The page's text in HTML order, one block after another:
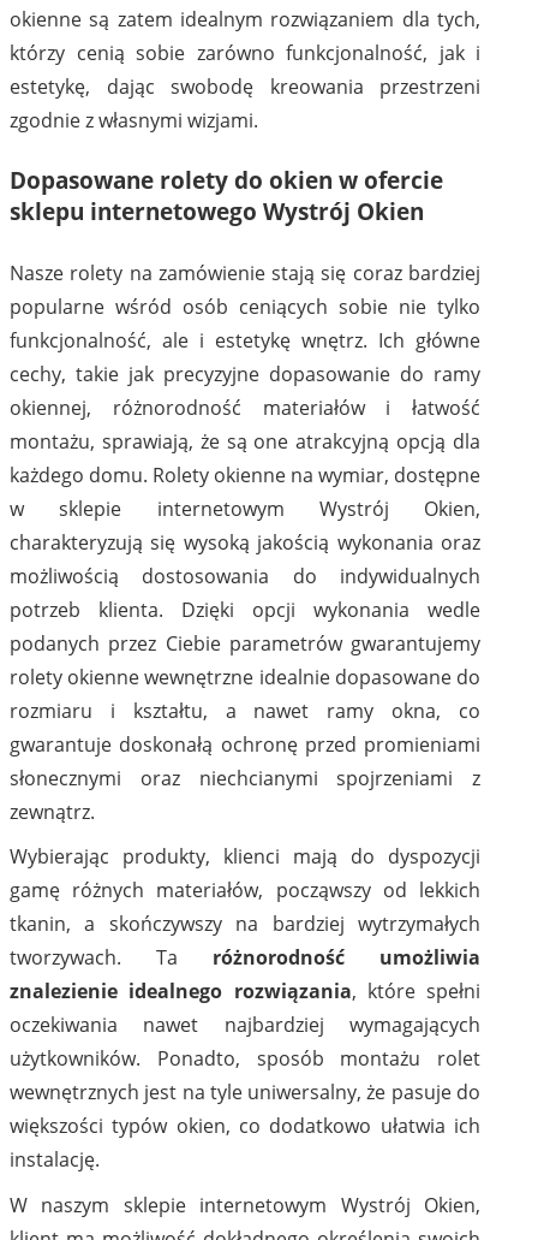
okienne są zatem idealnym rozwiązaniem dla tych,
którzy cenią sobie zarówno funkcjonalność, jak i
estetykę, dając swobodę kreowania przestrzeni
zgodnie z własnymi wizjami.
Dopasowane rolety do okien w ofercie
sklepu internetowego Wystrój Okien
Nasze rolety na zamówienie stają się coraz bardziej
popularne wśród osób ceniących sobie nie tylko
funkcjonalność, ale i estetykę wnętrz. Ich główne
cechy, takie jak precyzyjne dopasowanie do ramy
okiennej, różnorodność materiałów i łatwość
montażu, sprawiają, że są one atrakcyjną opcją dla
każdego domu. Rolety okienne na wymiar, dostępne
w sklepie internetowym Wystrój Okien,
charakteryzują się wysoką jakością wykonania oraz
możliwością dostosowania do indywidualnych
potrzeb klienta. Dzięki opcji wykonania wedle
podanych przez Ciebie parametrów gwarantujemy
rolety okienne wewnętrzne idealnie dopasowane do
rozmiaru i kształtu, a nawet ramy okna, co
gwarantuje doskonałą ochronę przed promieniami
słonecznymi oraz niechcianymi spojrzeniami z
zewnątrz.
Wybierając produkty, klienci mają do dyspozycji
gamę różnych materiałów, począwszy od lekkich
tkanin, a skończywszy na bardziej wytrzymałych
tworzywach. Ta różnorodność umożliwia
znalezienie idealnego rozwiązania, które spełni
oczekiwania nawet najbardziej wymagających
użytkowników. Ponadto, sposób montażu rolet
wewnętrznych jest na tyle uniwersalny, że pasuje do
większości typów okien, co dodatkowo ułatwia ich
instalację.
W naszym sklepie internetowym Wystrój Okien,